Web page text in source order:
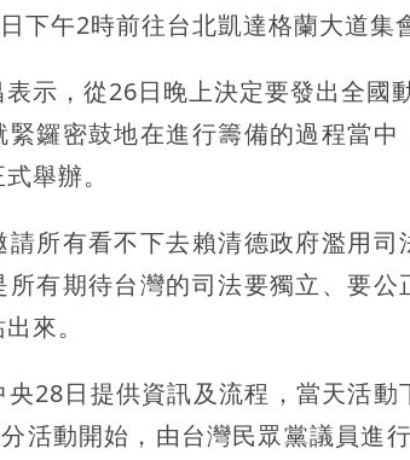
下午2時前往台北凱達格蘭大道集
示，從26日晚上決定要發出全國
緊鑼密鼓地在進行籌備的過程當
舉辦。
請所有看不下去賴清德政府濫用
所有期待台灣的司法要獨立、要
來。
28日提供資訊及流程，當天活
活動開始，由台灣民眾黨議員進